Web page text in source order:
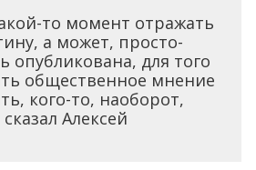
то момент отражать
а может, просто-
опубликована, для того
общественное мнение
кого-то, наоборот,
Алексей